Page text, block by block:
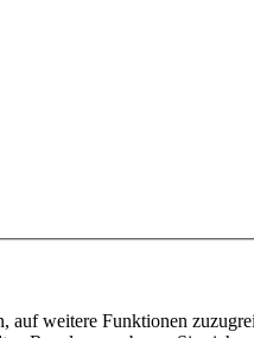
auf weitere Funktionen